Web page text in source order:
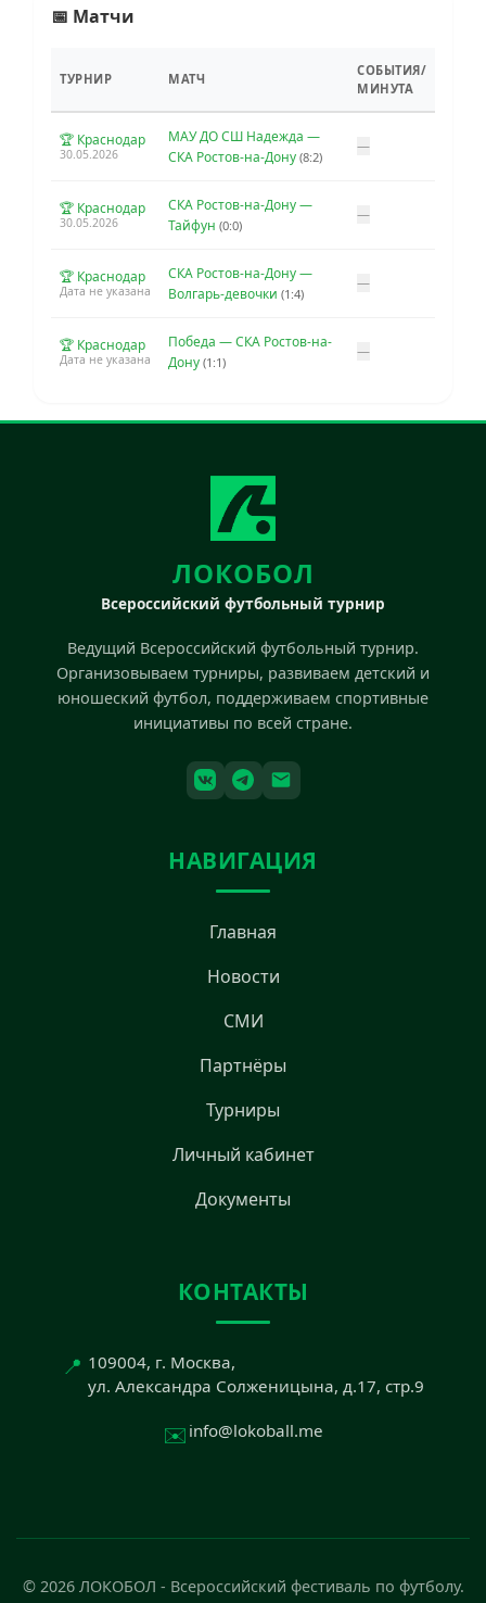
📅 Матчи
ТУРНИР МАТЧ
СОБЫТИЯ/
МИНУТА
🏆 Краснодар
30.05.2026
МАУ ДО СШ Надежда —
СКА Ростов-на-Дону (8:2)
—
🏆 Краснодар
30.05.2026
СКА Ростов-на-Дону —
Тайфун (0:0)
—
🏆 Краснодар
Дата не указана
СКА Ростов-на-Дону —
Волгарь-девочки (1:4)
—
🏆 Краснодар
Дата не указана
Победа — СКА Ростов-на-
Дону (1:1)
—
ЛОКОБОЛ
Всероссийский футбольный турнир
Ведущий Всероссийский футбольный турнир.
Организовываем турниры, развиваем детский и
юношеский футбол, поддерживаем спортивные
инициативы по всей стране.
НАВИГАЦИЯ
Главная
Новости
СМИ
Партнёры
Турниры
Личный кабинет
Документы
КОНТАКТЫ
📍 109004, г. Москва,
ул. Александра Солженицына, д.17, стр.9
✉️ info@lokoball.me
© 2026 ЛОКОБОЛ - Всероссийский фестиваль по футболу.